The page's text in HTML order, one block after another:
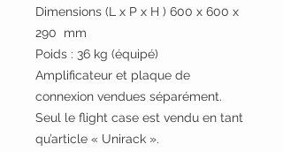
Dimensions (L x P x H ) 600 x 600 x
290 mm
Poids : 36 kg (équipé)
Amplificateur et plaque de
connexion vendues séparément.
Seul le flight case est vendu en tant
qu’article « Unirack ».